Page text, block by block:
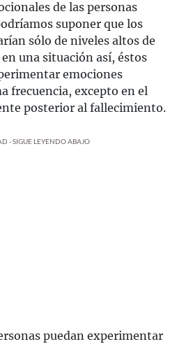
de las personas
suponer que los
sólo de niveles altos de
una situación así, éstos
emociones
frecuencia, excepto en el
posterior al fallecimiento.
- SIGUE LEYENDO ABAJO
puedan experimentar